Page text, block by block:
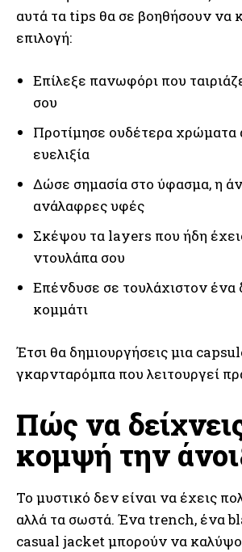
αυτά τα tips θα σε βοηθήσουν να
επιλογή:
Επίλεξε πανωφόρι που
σου
Προτίμησε ουδέτερα χρώματα
ευελιξία
Δώσε σημασία στο ύφασμα, η
ανάλαφρες υφές
Σκέψου τα layers που ήδη
ντουλάπα σου
Επένδυσε σε τουλάχιστον ένα
κομμάτι
Έτσι θα δημιουργήσεις μια
γκαρνταρόμπα που λειτουργεί
Πώς να
κομψή την
Το μυστικό δεν είναι να έχεις
αλλά τα σωστά. Ένα trench, ένα
casual jacket μπορούν να